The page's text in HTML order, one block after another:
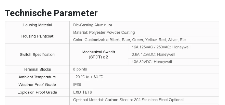
Technische Parameter